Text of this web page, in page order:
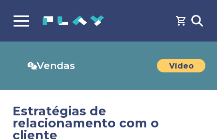
Vendas Vídeo
Estratégias de
relacionamento com o
cliente